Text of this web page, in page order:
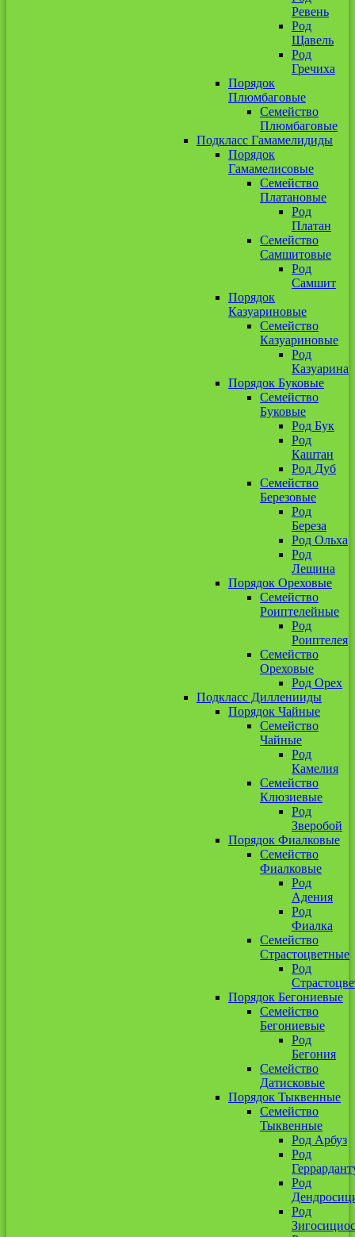
Ревень
Род
Щавель
Род
Гречиха
Порядок
Плюмбаговые
Семейство
Плюмбаговые
Подкласс Гамамелидиды
Порядок
Гамамелисовые
Семейство
Платановые
Род
Платан
Семейство
Самшитовые
Род
Самшит
Порядок
Казуариновые
Семейство
Казуариновые
Род
Казуарина
Порядок Буковые
Семейство
Буковые
Род Бук
Род
Каштан
Род Дуб
Семейство
Березовые
Род
Береза
Род Ольха
Род
Лещина
Порядок Ореховые
Семейство
Роиптелейные
Род
Роиптелея
Семейство
Ореховые
Род Орех
Подкласс Дилленииды
Порядок Чайные
Семейство
Чайные
Род
Камелия
Семейство
Клюзиевые
Род
Зверобой
Порядок Фиалковые
Семейство
Фиалковые
Род
Адения
Род
Фиалка
Семейство
Страстоцветные
Род
Порядок Бегониевые
Семейство
Бегониевые
Род
Бегония
Семейство
Датисковые
Порядок Тыквенные
Семейство
Тыквенные
Род Арбуз
Род
Род
Род
Зигосициос